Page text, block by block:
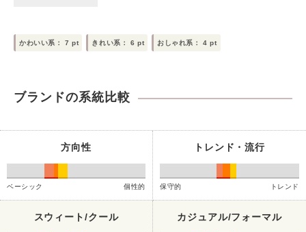
かわいい系：7pt きれい系： 6 pt おしゃれ系：4pt
ブランドの系統比較
方向性
ベーシック 個性的
トレンド・流行
保守的 トレンド
スウィート/クール カジュアル/フォーマル